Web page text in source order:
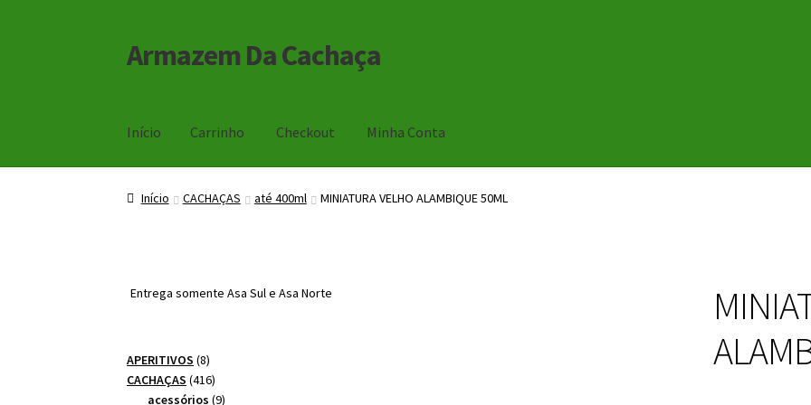
Pular
para
Pular
para
Armazem Da Cachaça
Início Carrinho Checkout Minha Conta
Início Carrinho Checkout Minha Conta
Início CACHAÇAS até 400ml MINIATURA VELHO ALAMBIQUE 50ML
Entrega somente Asa Sul e Asa Norte
APERITIVOS 88
produtos
CACHAÇAS 416416
produtos
acessórios 99